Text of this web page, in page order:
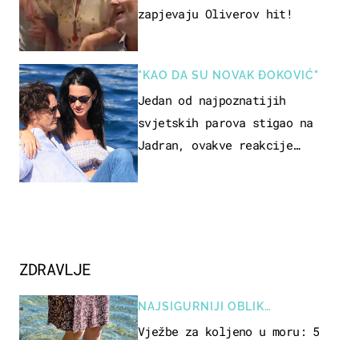
zapjevaju Oliverov hit!
"KAO DA SU NOVAK ĐOKOVIĆ"
Jedan od najpoznatijih
svjetskih parova stigao na
Jadran, ovakve reakcije
ZDRAVLJE
NAJSIGURNIJI OBLIK
REKREACIJE
Vježbe za koljeno u moru: 5